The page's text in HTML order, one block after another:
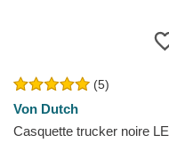
(5)
Von Dutch
Casquette trucker noire LE